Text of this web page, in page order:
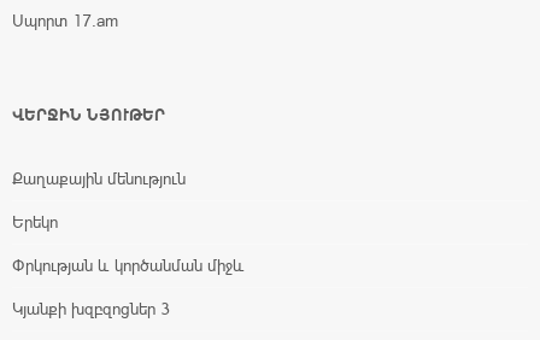
Սպորտ 17.am
ՎԵՐՋԻՆ ՆՅՈՒԹԵՐ
Քաղաքային մենություն
Երեկո
Փրկության և կործանման միջև
Կյանքի խզբզոցներ 3